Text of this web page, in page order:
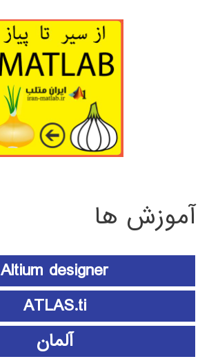
آموزش ها
Altium designer
ATLAS.ti
آلمان